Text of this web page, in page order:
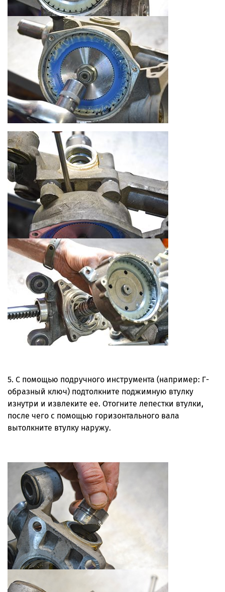
5. С помощью подручного инструмента (например: Г-
образный ключ) подтолкните поджимную втулку
изнутри и извлеките ее. Отогните лепестки втулки,
после чего с помощью горизонтального вала
вытолкните втулку наружу.